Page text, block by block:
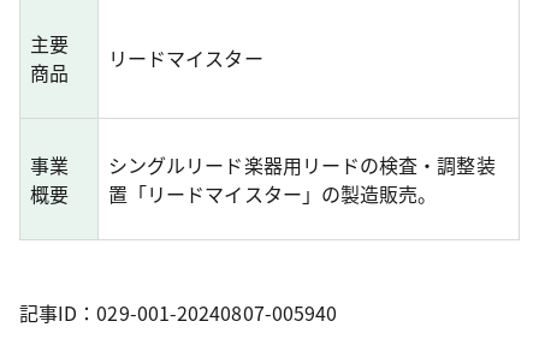
主要
商品
リードマイスター
事業
概要
シングルリード楽器用リードの検査・調整装
置「リードマイスター」の製造販売。
記事ID：029-001-20240807-005940